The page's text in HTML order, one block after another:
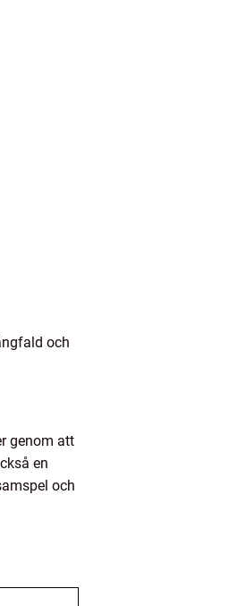
och
genom att
en
och